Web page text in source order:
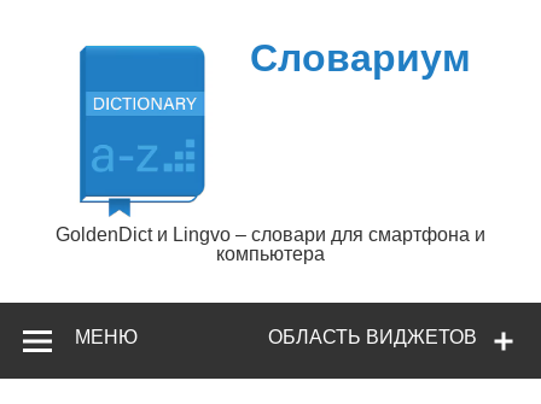
содержимому
Словариум
GoldenDict и Lingvo – словари для смартфона и
компьютера
ОБЛАСТЬ ВИДЖЕТОВ
МЕНЮ